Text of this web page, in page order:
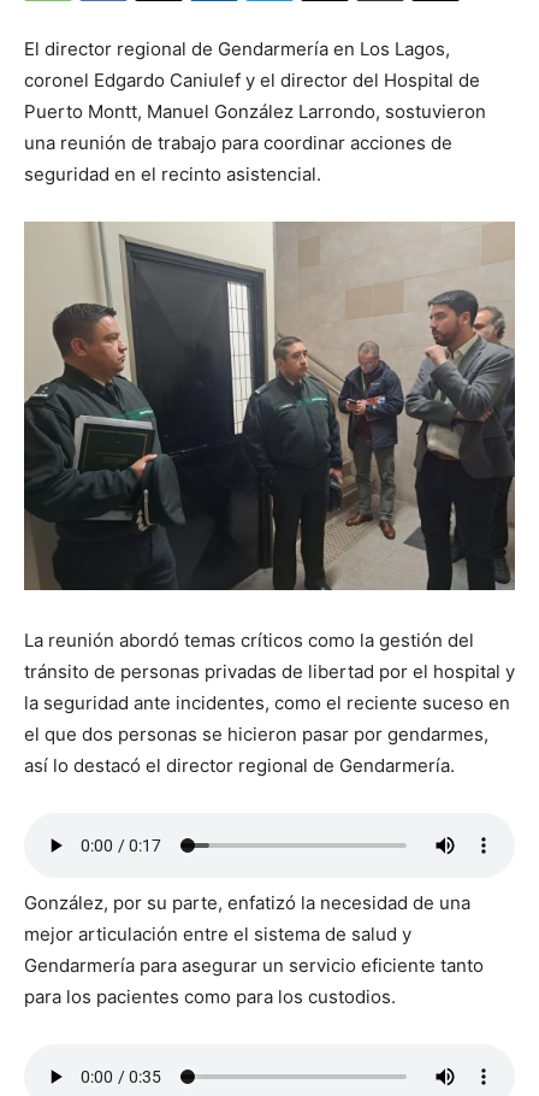
El director regional de Gendarmería en Los Lagos,
coronel Edgardo Caniulef y el director del Hospital de
Puerto Montt, Manuel González Larrondo, sostuvieron
una reunión de trabajo para coordinar acciones de
seguridad en el recinto asistencial.
La reunión abordó temas críticos como la gestión del
tránsito de personas privadas de libertad por el hospital y
la seguridad ante incidentes, como el reciente suceso en
el que dos personas se hicieron pasar por gendarmes,
así lo destacó el director regional de Gendarmería.
González, por su parte, enfatizó la necesidad de una
mejor articulación entre el sistema de salud y
Gendarmería para asegurar un servicio eficiente tanto
para los pacientes como para los custodios.